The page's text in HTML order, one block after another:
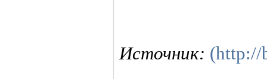
Источник: (http://